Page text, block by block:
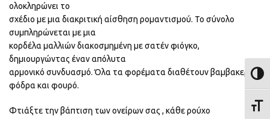
ολοκληρώνει το
σχέδιο με μια διακριτική αίσθηση ρομαντισμού. Το σύνολο
συμπληρώνεται με μια
κορδέλα μαλλιών διακοσμημένη με σατέν φιόγκο,
δημιουργώντας έναν απόλυτα
αρμονικό συνδυασμό. Όλα τα φορέματα διαθέτουν βαμβακερή
φόδρα και φουρό.
Φτιάξτε την βάπτιση των ονείρων σας , κάθε ρούχο